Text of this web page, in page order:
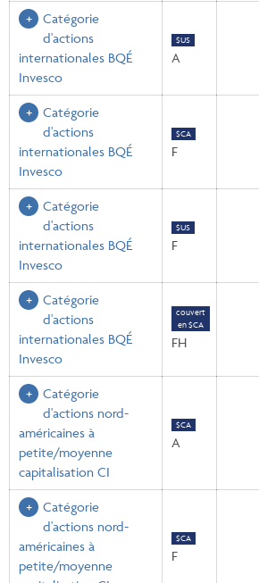
Catégorie
d'actions
internationales BQÉ
Invesco
$US
A
Catégorie
d'actions
internationales BQÉ
Invesco
$CA
F
Catégorie
d'actions
internationales BQÉ
Invesco
$US
F
Catégorie
d'actions
internationales BQÉ
Invesco
couvert
en $CA
FH
Catégorie
d'actions nord-
américaines à
petite/moyenne
capitalisation CI
$CA
A
Catégorie
d'actions nord-
américaines à
petite/moyenne
$CA
F